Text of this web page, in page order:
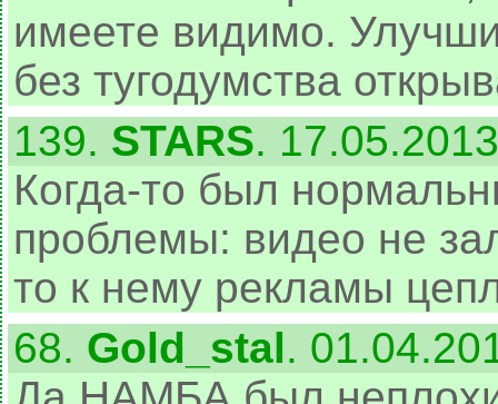
имеете видимо.
без тугодумства
139. STARS.
Когда-то был
проблемы: видео не
то к нему рекламы
68. Gold_stal.